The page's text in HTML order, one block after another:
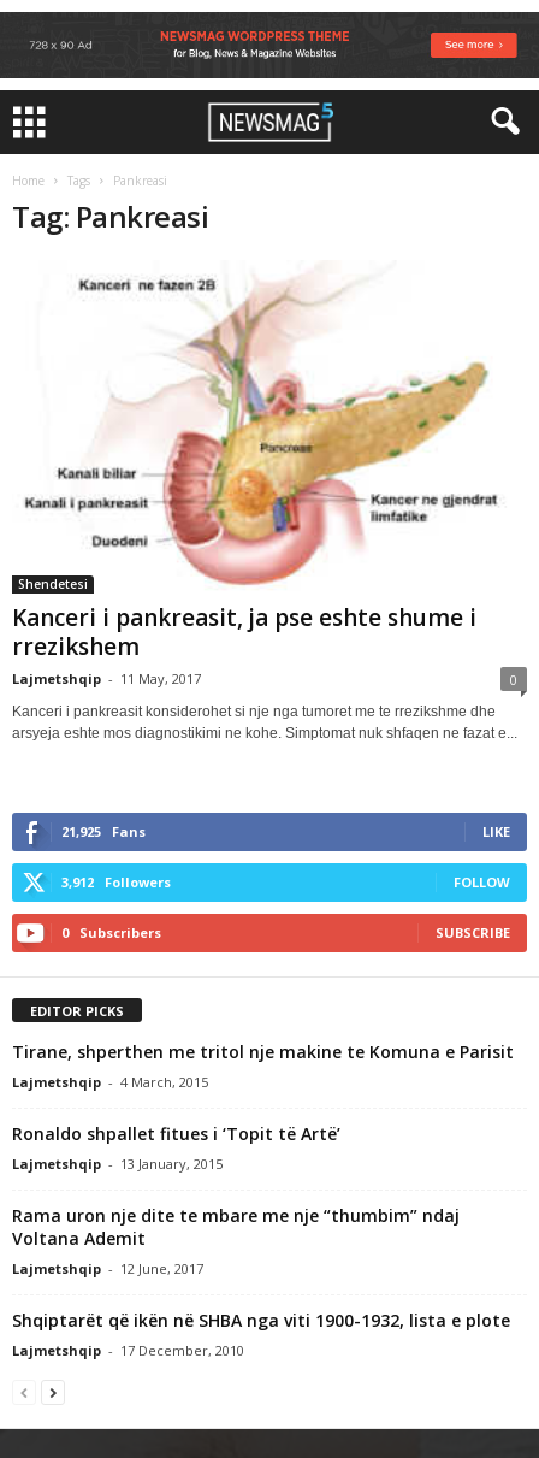
Home Tags Pankreasi
Tag: Pankreasi
Shendetesi
Kanceri i pankreasit, ja pse eshte shume i
rrezikshem
Lajmetshqip - 11 May, 2017 0
Kanceri i pankreasit konsiderohet si nje nga tumoret me te rrezikshme dhe
arsyeja eshte mos diagnostikimi ne kohe. Simptomat nuk shfaqen ne fazat e...
21,925 Fans LIKE
3,912 Followers FOLLOW
0 Subscribers SUBSCRIBE
EDITOR PICKS
Tirane, shperthen me tritol nje makine te Komuna e Parisit
Lajmetshqip - 4 March, 2015
Ronaldo shpallet fitues i ‘Topit të Artë’
Lajmetshqip - 13 January, 2015
Rama uron nje dite te mbare me nje “thumbim” ndaj
Voltana Ademit
Lajmetshqip - 12 June, 2017
Shqiptarët që ikën në SHBA nga viti 1900-1932, lista e plote
Lajmetshqip - 17 December, 2010